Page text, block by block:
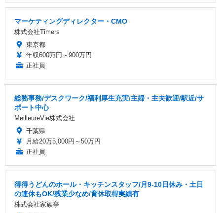
マーケティングディレクター・CMO
株式会社Timers
東京都
年収600万円～900万円
正社員
総務事務/デスクワーク/福利厚生充実/主婦・主夫歓迎/駅近/サ
ポート中心
MeilleureVie株式会社
千葉県
月給20万5,000円～50万円
正社員
得得うどんのホール・キッチンスタッフ/月9-10日休み・土日
の連休もOK/残業少なめ/育休取得実績有
株式会社家族亭